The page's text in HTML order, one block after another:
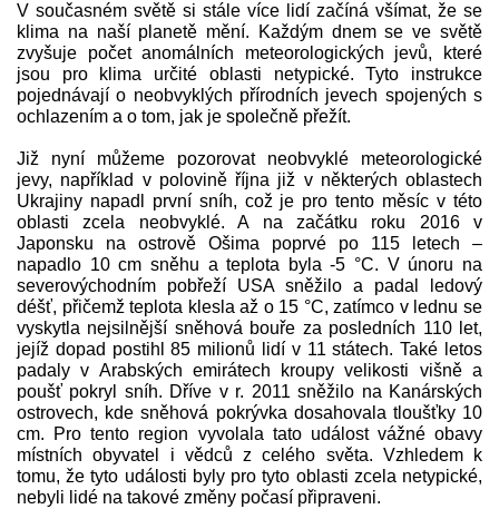
V současném světě si stále více lidí začíná všímat, že se
klima na naší planetě mění. Každým dnem se ve světě
zvyšuje počet anomálních meteorologických jevů, které
jsou pro klima určité oblasti netypické. Tyto instrukce
pojednávají o neobvyklých přírodních jevech spojených s
ochlazením a o tom, jak je společně přežít.
Již nyní můžeme pozorovat neobvyklé meteorologické
jevy, například v polovině října již v některých oblastech
Ukrajiny napadl první sníh, což je pro tento měsíc v této
oblasti zcela neobvyklé. A na začátku roku 2016 v
Japonsku na ostrově Ošima poprvé po 115 letech –
napadlo 10 cm sněhu a teplota byla -5 °C. V únoru na
severovýchodním pobřeží USA sněžilo a padal ledový
déšť, přičemž teplota klesla až o 15 °C, zatímco v lednu se
vyskytla nejsilnější sněhová bouře za posledních 110 let,
jejíž dopad postihl 85 milionů lidí v 11 státech. Také letos
padaly v Arabských emirátech kroupy velikosti višně a
poušť pokryl sníh. Dříve v r. 2011 sněžilo na Kanárských
ostrovech, kde sněhová pokrývka dosahovala tloušťky 10
cm. Pro tento region vyvolala tato událost vážné obavy
místních obyvatel i vědců z celého světa. Vzhledem k
tomu, že tyto události byly pro tyto oblasti zcela netypické,
nebyli lidé na takové změny počasí připraveni.